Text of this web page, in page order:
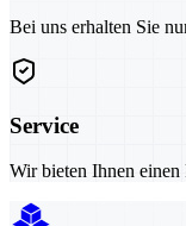
Bei uns erhalten Sie
Service
Wir bieten Ihnen